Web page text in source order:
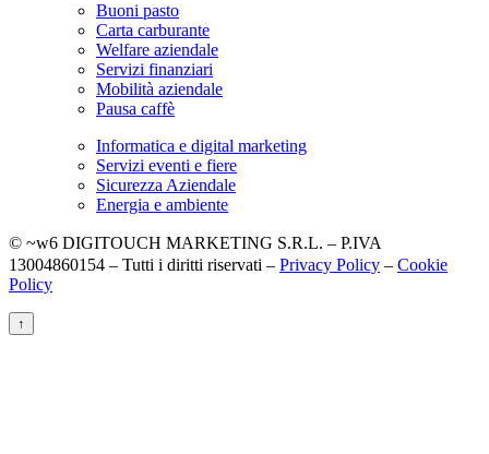
Buoni pasto
Carta carburante
Welfare aziendale
Servizi finanziari
Mobilità aziendale
Pausa caffè
Informatica e digital marketing
Servizi eventi e fiere
Sicurezza Aziendale
Energia e ambiente
© ~w6 DIGITOUCH MARKETING S.R.L. – P.IVA
13004860154 – Tutti i diritti riservati – Privacy Policy – Cookie
Policy
↑